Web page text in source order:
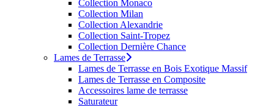
Collection Monaco
Collection Milan
Collection Alexandrie
Collection Saint-Tropez
Collection Dernière Chance
Lames de Terrasse
Lames de Terrasse en Bois Exotique Massif
Lames de Terrasse en Composite
Accessoires lame de terrasse
Saturateur